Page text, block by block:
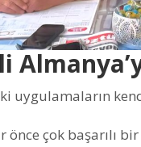
uygulamaların
önce çok başarılı